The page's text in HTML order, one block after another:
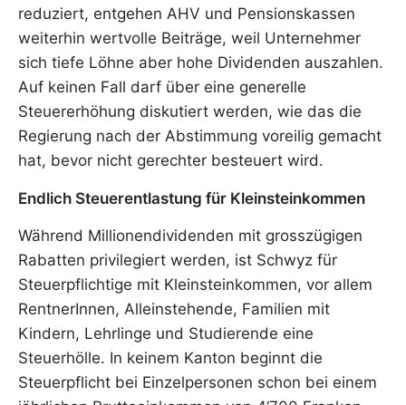
reduziert, entgehen AHV und Pensionskassen
weiterhin wertvolle Beiträge, weil Unternehmer
sich tiefe Löhne aber hohe Dividenden auszahlen.
Auf keinen Fall darf über eine generelle
Steuererhöhung diskutiert werden, wie das die
Regierung nach der Abstimmung voreilig gemacht
hat, bevor nicht gerechter besteuert wird.
Endlich Steuerentlastung für Kleinsteinkommen
Während Millionendividenden mit grosszügigen
Rabatten privilegiert werden, ist Schwyz für
Steuerpflichtige mit Kleinsteinkommen, vor allem
RentnerInnen, Alleinstehende, Familien mit
Kindern, Lehrlinge und Studierende eine
Steuerhölle. In keinem Kanton beginnt die
Steuerpflicht bei Einzelpersonen schon bei einem